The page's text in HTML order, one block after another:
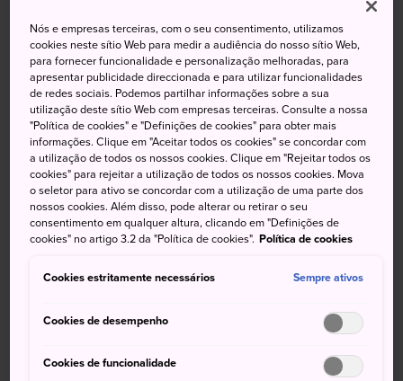
proeminente de Osaka e é testemunha das sangrentas
lutas de poder que levaram à fundação da era Edo, em
1603. Enquanto sua história data de 1583, a sua principal
torre, que é o ícone do castelo, só foi reconstruída em
1931.
Hoje, o museu de história ao lado do castelo documenta
sua rica história, enquanto o parque e o espaço verde nos
arredores são perfeitos para correr, andar de bicicleta e
relaxar.
requintado Jardim Nishinomaru
Nós e empresas terceiras, com o seu consentimento, utilizamos
cookies neste sítio Web para medir a audiência do nosso sítio Web,
para fornecer funcionalidade e personalização melhoradas, para
apresentar publicidade direccionada e para utilizar funcionalidades
de redes sociais. Podemos partilhar informações sobre a sua
utilização deste sítio Web com empresas terceiras. Consulte a nossa
"Política de cookies" e "Definições de cookies" para obter mais
informações. Clique em "Aceitar todos os cookies" se concordar com
a utilização de todos os nossos cookies. Clique em "Rejeitar todos os
cookies" para rejeitar a utilização de todos os nossos cookies. Mova
o seletor para ativo se concordar com a utilização de uma parte dos
nossos cookies. Além disso, pode alterar ou retirar o seu
consentimento em qualquer altura, clicando em "Definições de
cookies" no artigo 3.2 da "Política de cookies". Política de cookies
Cookies estritamente necessários Sempre ativos
Cookies de desempenho
Cookies de funcionalidade